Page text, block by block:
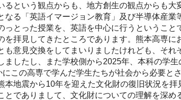
という観点からも、地方創生の観点からも
る「英語イマージョン教育」及び半導体産
とった授業を、英語を中心に行うというこ
拝見してきたところであります。熊本高専に
意見交換をしてまいりましたけれども、そ
したし、また学校側から2025年、本科の学
この高専で学んだ学生たちが社会から必要と
地震から10年を迎えた文化財の復旧状況を
でありまして、文化財についての理解を深